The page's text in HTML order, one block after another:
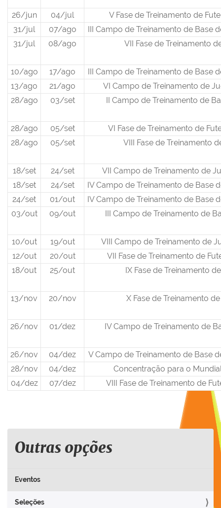
26/jun 04/jul
V Fase de Treinamento de
31/jul
07/ago
III Campo de Treinamento de Base
31/jul
08/ago VII Fase de Treinamento
10/ago 17/ago
III Campo de Treinamento de Base
13/ago
21/ago
VI Campo de Treinamento de
28/ago
03/set II Campo de Treinamento de
28/ago 05/set
VI Fase de Treinamento de
28/ago
05/set VIII Fase de Treinamento
18/set 24/set
VII Campo de Treinamento de
18/set
24/set
IV Campo de Treinamento de Base
24/set
01/out
IV Campo de Treinamento de Base
03/out
09/out III Campo de Treinamento de
10/out 19/out
VIII Campo de Treinamento de
12/out
20/out
VII Fase de Treinamento de
18/out
25/out IX Fase de Treinamento
13/nov 20/nov X Fase de Treinamento
26/nov 01/dez IV Campo de Treinamento de
26/nov 04/dez
V Campo de Treinamento de Base
28/nov
04/dez
Concentração para o
04/dez
07/dez VIII Fase de Treinamento de
Outras opções
Eventos
Seleções